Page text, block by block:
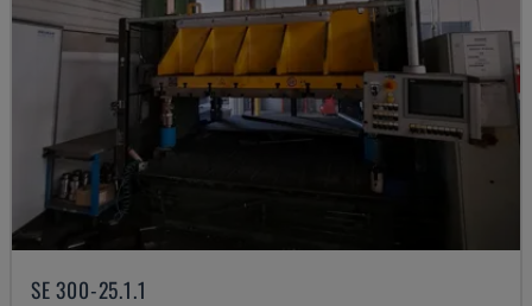
SE 300-25.1.1